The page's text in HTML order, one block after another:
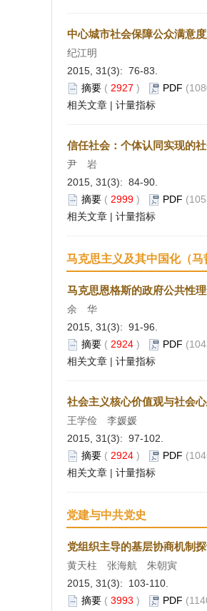
中心城市社会保障公众满意
纪江明
2015, 31(3): 76-83.
摘要 ( 2927 ) PDF
相关文章 | 计量指标
信任社会：个体认同实现的
尹 岩
2015, 31(3): 84-90.
摘要 ( 2999 ) PDF
相关文章 | 计量指标
马克思主义及其中国化（马
马克思恩格斯的政府公共性
余 华
2015, 31(3): 91-96.
摘要 ( 2924 ) PDF
相关文章 | 计量指标
社会主义核心价值观与社会
王学俭 李媛媛
2015, 31(3): 97-102.
摘要 ( 2924 ) PDF
相关文章 | 计量指标
党建与中共党史
党组织主导的基层协商机制
黄天柱 张海航 朱朝寅
2015, 31(3): 103-110.
摘要 ( 3993 ) PDF